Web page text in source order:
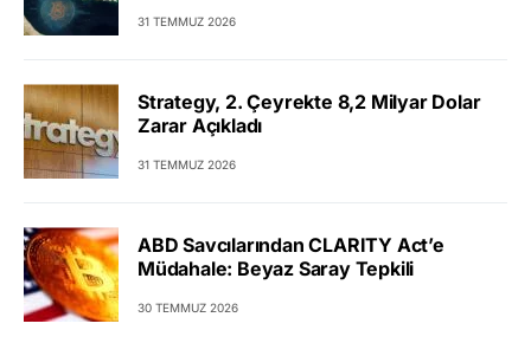
31 TEMMUZ 2026
Strategy, 2. Çeyrekte 8,2 Milyar Dolar
Zarar Açıkladı
31 TEMMUZ 2026
ABD Savcılarından CLARITY Act’e
Müdahale: Beyaz Saray Tepkili
30 TEMMUZ 2026